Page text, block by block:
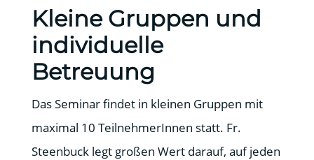
Kleine Gruppen und
individuelle
Betreuung
Das Seminar findet in kleinen Gruppen mit
maximal 10 TeilnehmerInnen statt. Fr.
Steenbuck legt großen Wert darauf, auf jeden